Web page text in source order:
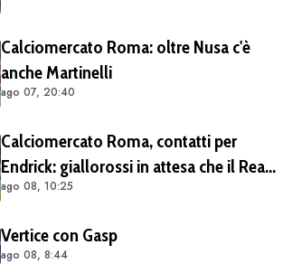
Calciomercato Roma: oltre Nusa c'è
anche Martinelli
ago 07, 20:40
Calciomercato Roma, contatti per
Endrick: giallorossi in attesa che il Real
Madrid apra al prestito
ago 08, 10:25
Vertice con Gasp
ago 08, 8:44